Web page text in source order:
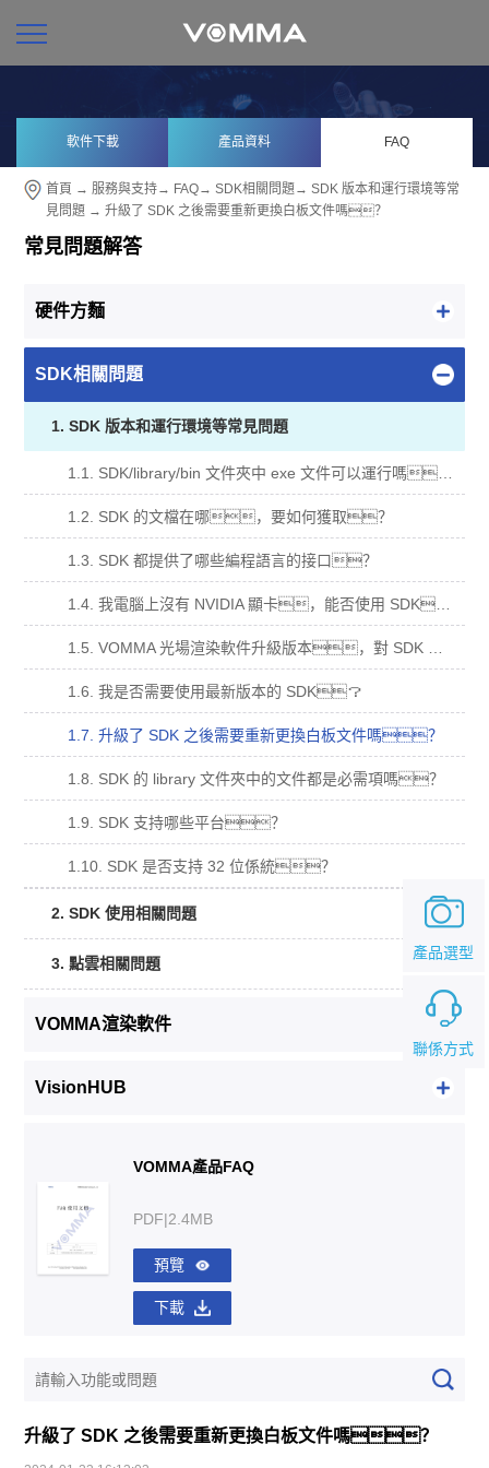
軟件下載 產品資料 FAQ
首頁 →服務與支持→ FAQ→SDK相關問題 →SDK 版本和運行環境等常
見問題 → 升級了 SDK 之後需要重新更換白板文件嗎？
常見問題解答
硬件方麵
SDK相關問題
1. SDK 版本和運行環境等常見問題
1.2. SDK 的文檔在哪，要如何獲取？
1.3. SDK 都提供了哪些編程語言的接口？
1.6. 我是否需要使用最新版本的 SDK？
1.7. 升級了 SDK 之後需要重新更換白板文件嗎？
1.8. SDK 的 library 文件夾中的文件都是必需項嗎？
1.9. SDK 支持哪些平台？
1.10. SDK 是否支持 32 位係統？
2. SDK 使用相關問題
3. 點雲相關問題
VOMMA渲染軟件
VisionHUB
VOMMA產品FAQ
PDF|2.4MB
預覽
下載
升級了 SDK 之後需要重新更換白板文件嗎？
聯係方式
產品選型